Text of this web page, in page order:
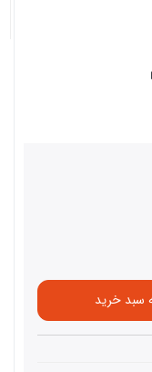
سبد خرید